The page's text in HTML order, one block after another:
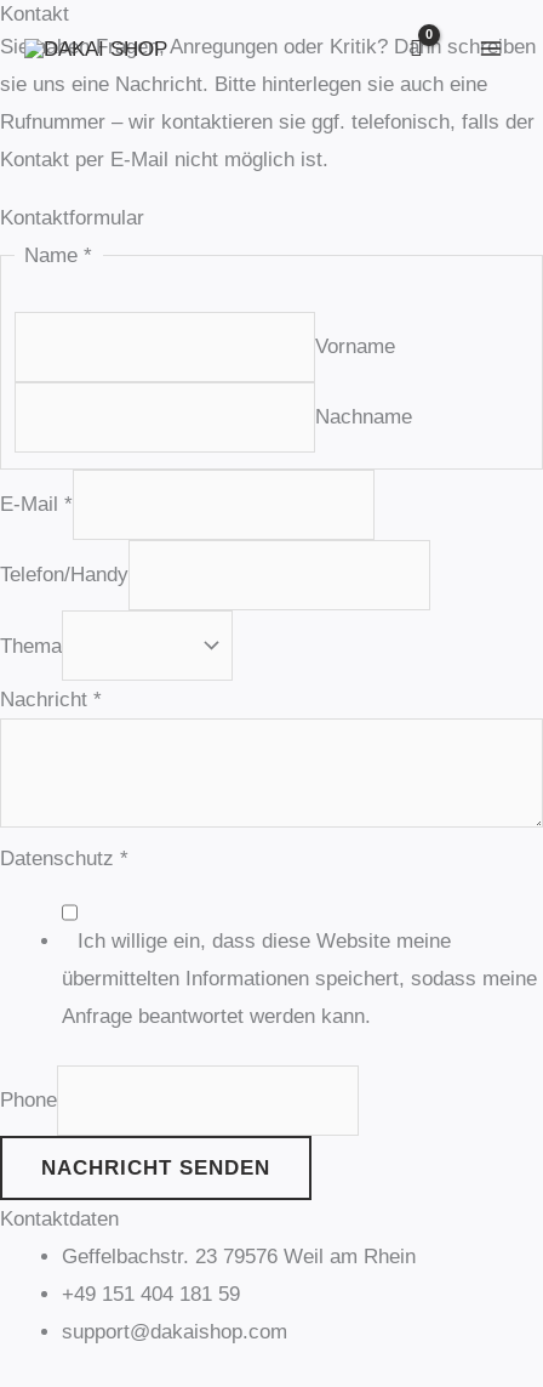
Zum
Inhalt
springen
Kontakt
Sie haben Fragen, Anregungen oder Kritik? Dann schreiben
sie uns eine Nachricht. Bitte hinterlegen sie auch eine
Rufnummer – wir kontaktieren sie ggf. telefonisch, falls der
Kontakt per E-Mail nicht möglich ist.
Kontaktformular
Name*
Vorname
Nachname
E-Mail *
Telefon/Handy
Thema
Nachricht *
Datenschutz *
Ich willige ein, dass diese Website meine
übermittelten Informationen speichert, sodass meine
Anfrage beantwortet werden kann.
Phone
NACHRICHT SENDEN
Kontaktdaten
Geffelbachstr. 23 79576 Weil am Rhein
+49 151 404 181 59
support@dakaishop.com